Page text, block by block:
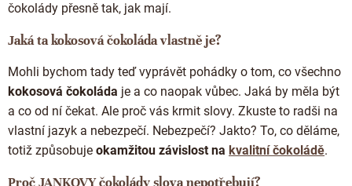
p
s
u
čokolády přesně tak, jak mají.
Jaká ta kokosová čokoláda vlastně je?
Mohli bychom tady teď vyprávět pohádky o tom, co všechno
kokosová čokoláda je a co naopak vůbec. Jaká by měla být
a co od ní čekat. Ale proč vás krmit slovy. Zkuste to radši na
vlastní jazyk a nebezpečí. Nebezpečí? Jakto? To, co děláme,
totiž způsobuje okamžitou závislost na kvalitní čokoládě.
Proč JANKOVY čokolády slova nepotřebují?